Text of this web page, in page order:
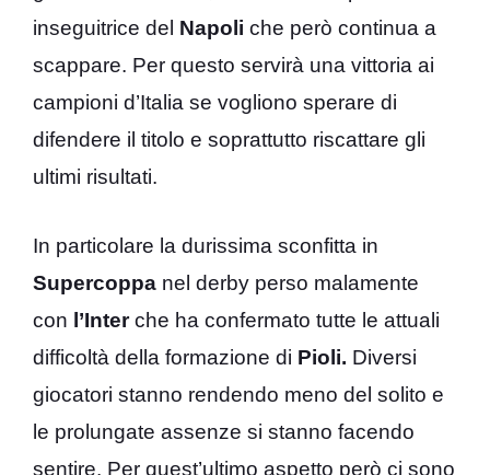
inseguitrice del Napoli che però continua a
scappare. Per questo servirà una vittoria ai
campioni d’Italia se vogliono sperare di
difendere il titolo e soprattutto riscattare gli
ultimi risultati.
In particolare la durissima sconfitta in
Supercoppa nel derby perso malamente
con l’Interche ha confermato tutte le attuali
difficoltà della formazione di Pioli. Diversi
giocatori stanno rendendo meno del solito e
le prolungate assenze si stanno facendo
sentire. Per quest’ultimo aspetto però ci sono